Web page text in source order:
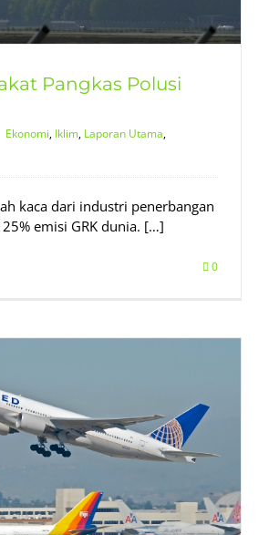
Pangkas Polusi
Ekonomi, Iklim, Laporan Utama,
kaca dari industri penerbangan
emisi GRK dunia. […]
0